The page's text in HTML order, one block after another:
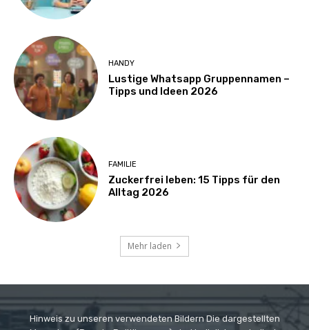
HANDY
Lustige Whatsapp Gruppennamen –
Tipps und Ideen 2026
FAMILIE
Zuckerfrei leben: 15 Tipps für den
Alltag 2026
Mehr laden
Hinweis zu unseren verwendeten Bildern Die dargestellten